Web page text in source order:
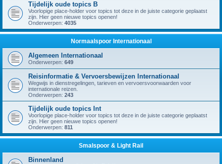
Tijdelijk oude topics B
Voorlopige place-holder voor topics tot deze in de juiste categorie geplaatst
zijn. Hier geen nieuwe topics openen!
Onderwerpen: 4035
Normaalspoor Internationaal
Algemeen Internationaal
Onderwerpen: 649
Reisinformatie & Vervoersbewijzen Internationaal
Wegwijs in dienstregelingen, tarieven en vervoersvoorwaarden voor
internationale reizen.
Onderwerpen: 243
Tijdelijk oude topics Int
Voorlopige place-holder voor topics tot deze in de juiste categorie geplaatst
zijn. Hier geen nieuwe topics openen!
Onderwerpen: 811
Smalspoor & Light Rail
Binnenland